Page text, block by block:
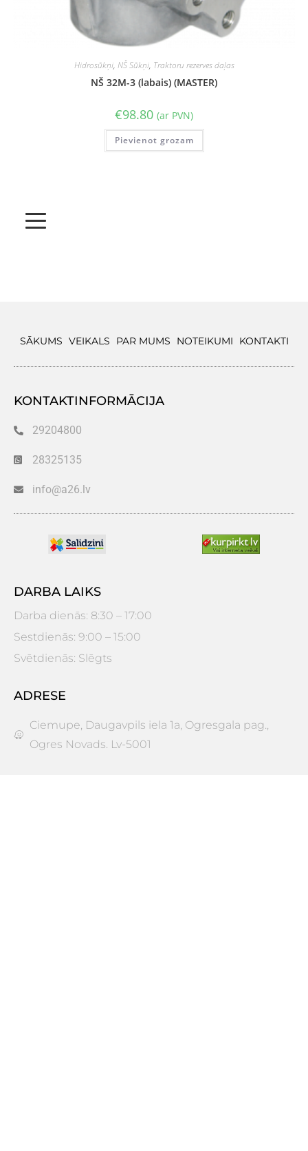
Hidrosūkņi, NŠ Sūkņi, Traktoru rezerves daļas
NŠ 32M-3 (labais) (MASTER)
€98.80 (ar PVN)
Pievienot grozam
SĀKUMS VEIKALS PAR MUMS NOTEIKUMI KONTAKTI
KONTAKTINFORMĀCIJA
29204800
28325135
info@a26.lv
DARBA LAIKS
Darba dienās: 8:30 – 17:00
Sestdienās: 9:00 – 15:00
Svētdienās: Slēgts
ADRESE
Ciemupe, Daugavpils iela 1a, Ogresgala pag.,
Ogres Novads. Lv-5001